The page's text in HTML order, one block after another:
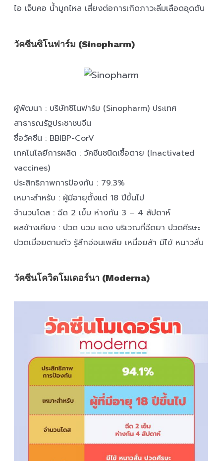
ไอ เจ็บคอ น้ำมูกไหล เสี่ยงต่อการเกิดภาวะลิ่มเลือดอุดตัน
วัคซีนซิโนฟาร์ม (Sinopharm)
ผู้พัฒนา : บริษัทซิโนฟาร์ม (Sinopharm) ประเทศ
สาธารณรัฐประชาชนจีน
ชื่อวัคซีน : BBIBP-CorV
เทคโนโลยีการผลิต : วัคซีนชนิดเชื้อตาย (Inactivated
vaccines)
ประสิทธิภาพการป้องกัน : 79.3%
เหมาะสำหรับ : ผู้มีอายุตั้งแต่ 18 ปีขึ้นไป
จำนวนโดส : ฉีด 2 เข็ม ห่างกัน 3 – 4 สัปดาห์
ผลข้างเคียง : ปวด บวม แดง บริเวณที่ฉีดยา ปวดศีรษะ
ปวดเมื่อยตามตัว รู้สึกอ่อนเพลีย เหนื่อยล้า มีไข้ หนาวสั่น
วัคซีนโควิดโมเดอร์นา (Moderna)